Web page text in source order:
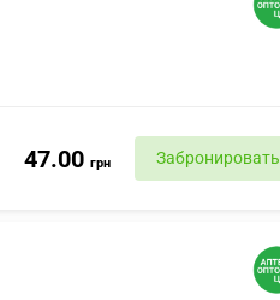
47.00 грн Забронировать